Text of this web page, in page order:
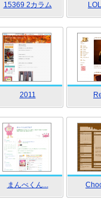
15369 2カラム
2011
まんべくん...